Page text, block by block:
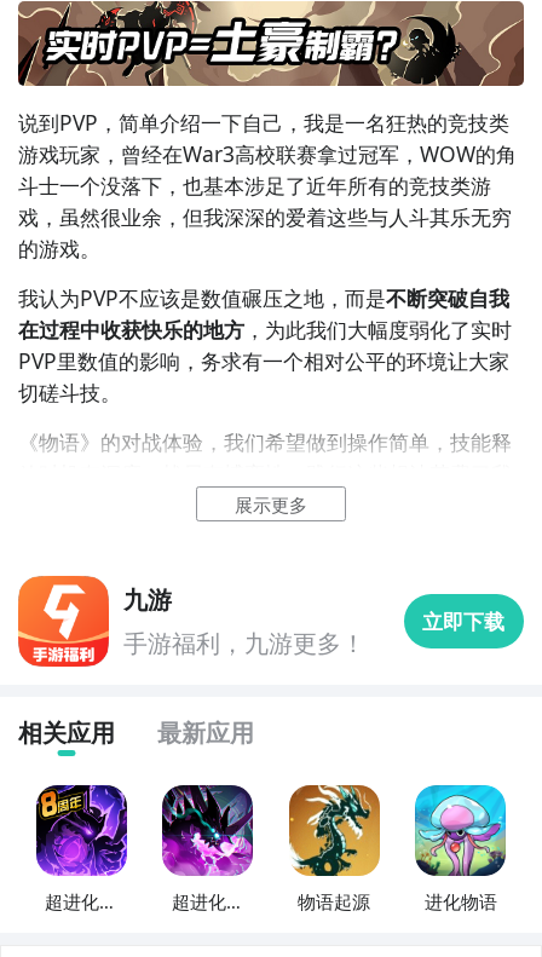
神灵白虎在场时，怪兽
除了攻击力提高外，还可以利用
白虎的技能把对方的远程怪兽拉到战场中央进行集火，
而神灵朱雀在场时，怪兽的伤害减免能力会提高，释放
主动技能后己方怪兽5秒内不会死亡，正确的时机切换朱
雀可以完克白虎，累积优势。
总的来说《物语》的实时PVP会以这种见招拆招的体验
为基调展开，我们会尽早大规模开放实时PVP测试，并
持续的跟大家进行交流，相信最后一定可以打磨出超过
瘾的对战体验。
《超进化物语》一言不合就进化
http://www.9game.cn/cjhwy/
说到PVP，简单介绍一下自己，我是一名狂热的竞技类
游戏玩家，曾经在War3高校联赛拿过冠军，WOW的角
斗士一个没落下，也基本涉足了近年所有的竞技类游
戏，虽然很业余，但我深深的爱着这些与人斗其乐无穷
的游戏。
我认为PVP不应该是数值碾压之地，而是不断突破自我
在过程中收获快乐的地方，为此我们大幅度弱化了实时
PVP里数值的影响，务求有一个相对公平的环境让大家
切磋斗技。
《物语》的对战体验，我们希望做到操作简单，技能释
们大量的时间，从DEMO到现在，我们收集了很多很棒
被动效果，并强化了神灵的
特色，举个栗子：
神灵白虎在场时，怪兽 除了攻击力提高外，还可以利用
主动技能后己方怪兽5秒内不会死亡，正确的时机切换朱
总的来说《物语》的实时PVP会以这种见招拆招的体验
为基调展开，我们会尽早大规模开放实时PVP测试，并
持续的跟大家进行交流，相信最后一定可以打磨出超过
瘾的对战体验。
展示更多
九游
手游福利，九游更多！
立即下载
相关应用 最新应用
超进化物
超进化物
物语起源 进化物语